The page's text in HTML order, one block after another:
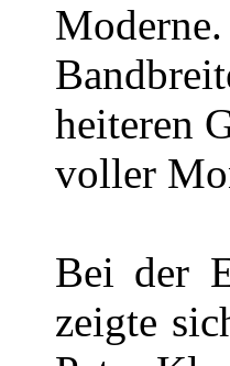
heiteren
voller
Bei der
zeigte